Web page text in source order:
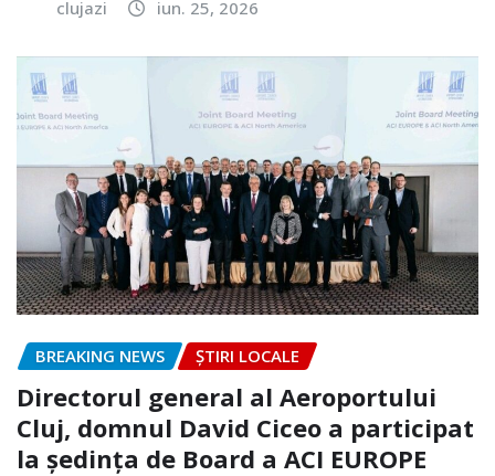
clujazi iun. 25, 2026
BREAKING NEWS ȘTIRI LOCALE
Directorul general al Aeroportului
Cluj, domnul David Ciceo a participat
la ședința de Board a ACI EUROPE